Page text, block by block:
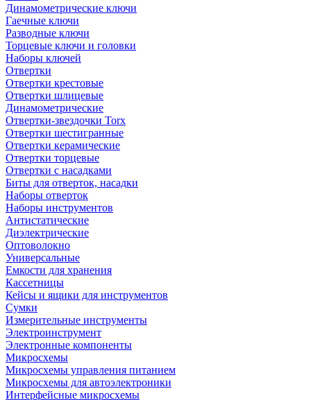
Динамометрические ключи
Гаечные ключи
Разводные ключи
Торцевые ключи и головки
Наборы ключей
Отвертки
Отвертки крестовые
Отвертки шлицевые
Динамометрические
Отвертки-звездочки Torx
Отвертки шестигранные
Отвертки керамические
Отвертки торцевые
Отвертки с насадками
Биты для отверток, насадки
Наборы отверток
Наборы инструментов
Антистатические
Диэлектрические
Оптоволокно
Универсальные
Емкости для хранения
Кассетницы
Кейсы и ящики для инструментов
Сумки
Измерительные инструменты
Электроинструмент
Электронные компоненты
Микросхемы
Микросхемы управления питанием
Микросхемы для автоэлектроники
Интерфейсные микросхемы